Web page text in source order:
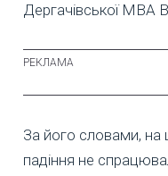
Дергачівської МВА
За його словами, на
падіння не